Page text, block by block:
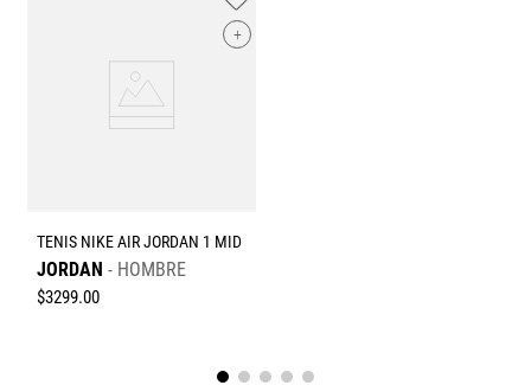
+
TENIS NIKE AIR JORDAN 1 MID
JORDAN HOMBRE
$3299.00